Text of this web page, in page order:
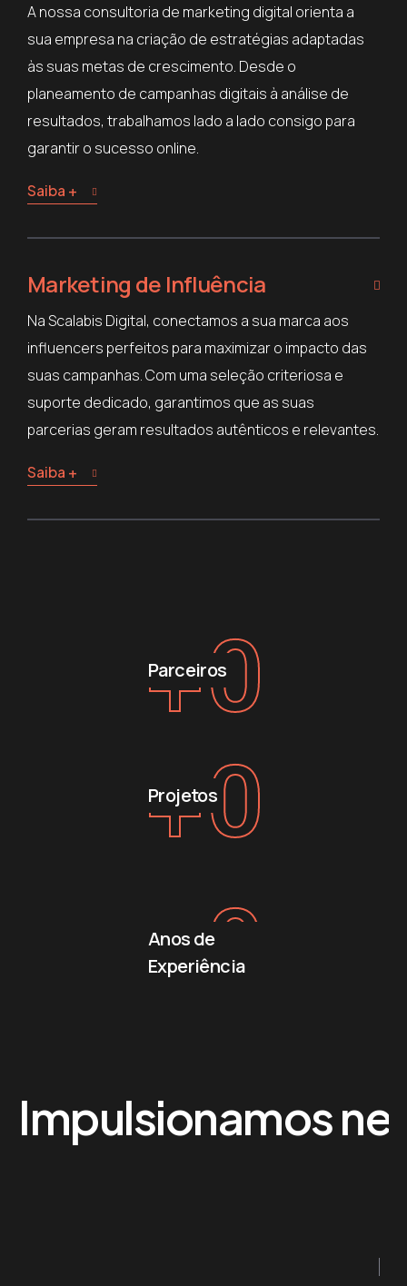
A nossa consultoria de marketing digital orienta a
sua empresa na criação de estratégias adaptadas
às suas metas de crescimento. Desde o
planeamento de campanhas digitais à análise de
resultados, trabalhamos lado a lado consigo para
garantir o sucesso online.
Saiba +
Marketing de Influência
Na Scalabis Digital, conectamos a sua marca aos
influencers perfeitos para maximizar o impacto das
suas campanhas. Com uma seleção criteriosa e
suporte dedicado, garantimos que as suas
parcerias geram resultados autênticos e relevantes.
Saiba +
+0
Parceiros
+0
Projetos
+0
Anos de
Experiência
Impulsionamos